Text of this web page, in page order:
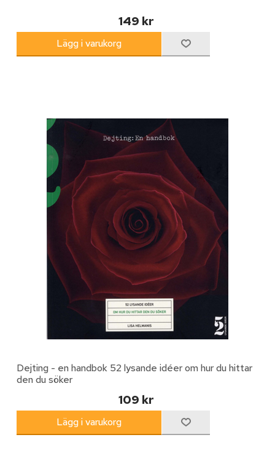
149 kr
Dejting - en handbok 52 lysande idéer om hur du hittar
den du söker
109 kr